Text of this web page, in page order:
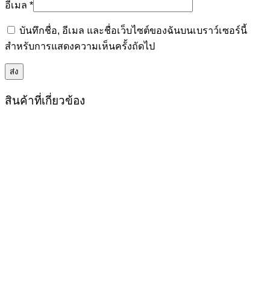
อีเมล *
บันทึกชื่อ, อีเมล และชื่อเว็บไซต์ของฉันบนเบราว์เซอร์นี้
สำหรับการแสดงความเห็นครั้งถัดไป
สินค้าที่เกี่ยวข้อง